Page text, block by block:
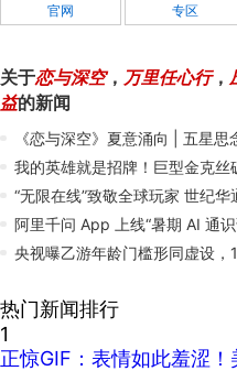
官网 专区
关于恋与深空， 万里任心行，
益的新闻
“无限在线”致敬全球玩家 世纪
热门新闻排行
1
正惊GIF：表情如此羞涩